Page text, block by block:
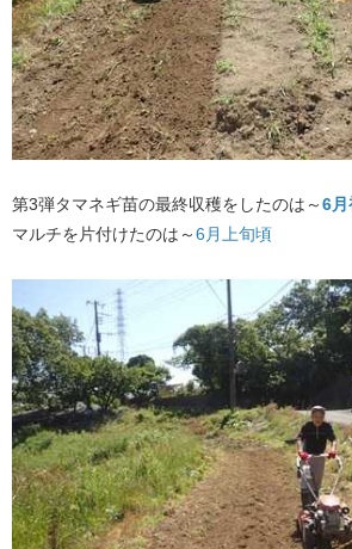
第3弾タマネギ苗の最終収穫をしたのは～6月
マルチを片付けたのは～6月上旬頃